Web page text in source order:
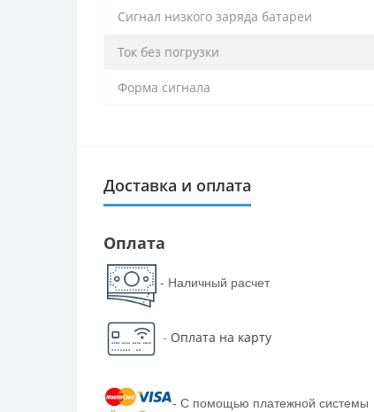
Сигнал низкого заряда батареи
Ток без погрузки
Форма сигнала
Доставка и оплата
Оплата
- Наличный расчет
- Оплата на карту
- С помощью платежной системы